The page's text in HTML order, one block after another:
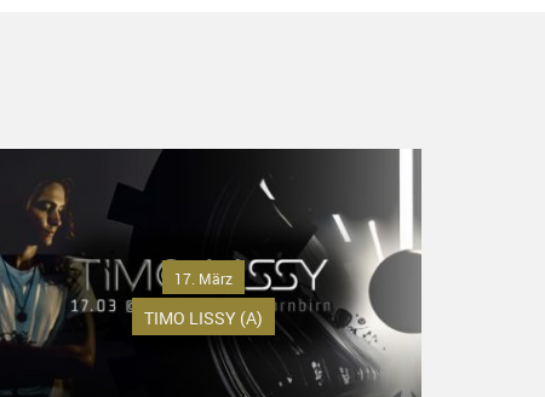
17. März
TIMO LISSY (A)